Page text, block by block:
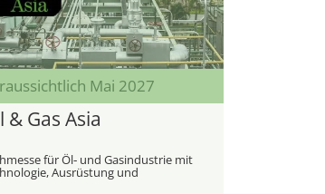
Mai 2027
& Gas Asia
für Öl‑ und Gasindustrie mit
Ausrüstung und